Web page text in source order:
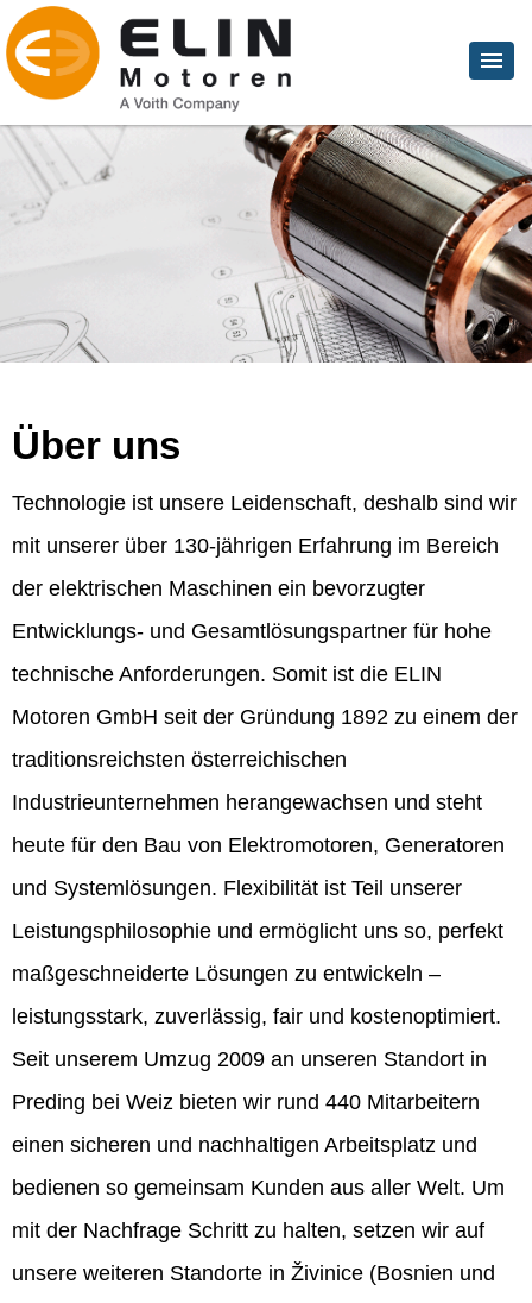
Über uns
Technologie ist unsere Leidenschaft, deshalb sind wir
mit unserer über 130-jährigen Erfahrung im Bereich
der elektrischen Maschinen ein bevorzugter
Entwicklungs- und Gesamtlösungspartner für hohe
technische Anforderungen. Somit ist die ELIN
Motoren GmbH seit der Gründung 1892 zu einem der
traditionsreichsten österreichischen
Industrieunternehmen herangewachsen und steht
heute für den Bau von Elektromotoren, Generatoren
und Systemlösungen. Flexibilität ist Teil unserer
Leistungsphilosophie und ermöglicht uns so, perfekt
maßgeschneiderte Lösungen zu entwickeln –
leistungsstark, zuverlässig, fair und kostenoptimiert.
Seit unserem Umzug 2009 an unseren Standort in
Preding bei Weiz bieten wir rund 440 Mitarbeitern
einen sicheren und nachhaltigen Arbeitsplatz und
bedienen so gemeinsam Kunden aus aller Welt. Um
mit der Nachfrage Schritt zu halten, setzen wir auf
unsere weiteren Standorte in Živinice (Bosnien und